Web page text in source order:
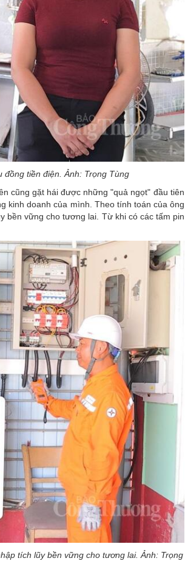
đồng tiền điện. Ảnh: Trọng Tùng
cũng gặt hái được những "quả ngọt" đầu tiên
kinh doanh của mình. Theo tính toán của ông
bền vững cho tương lai. Từ khi có các tấm pin
tích lũy bền vững cho tương lai. Ảnh: Trọng